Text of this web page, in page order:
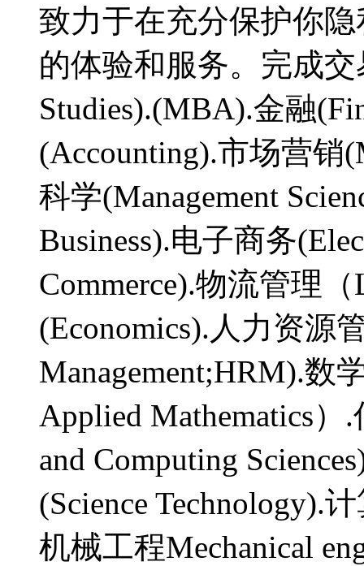
致力于在充分保护你
的体验和服务。完成交
Studies).(MBA).金融
(Accounting).市场营销
科学(Management
Business).电子商务
Commerce).物流管理
(Economics).人力资源
Management;HRM).数
Applied Mathematics
and Computing
(Science Technology).
机械工程Mechanical